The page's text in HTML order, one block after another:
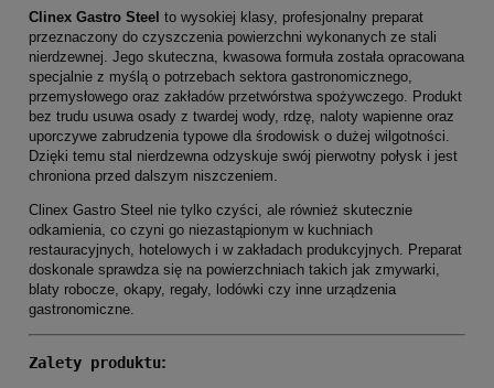
Clinex Gastro Steel to wysokiej klasy, profesjonalny preparat
przeznaczony do czyszczenia powierzchni wykonanych ze stali
nierdzewnej. Jego skuteczna, kwasowa formuła została opracowana
specjalnie z myślą o potrzebach sektora gastronomicznego,
przemysłowego oraz zakładów przetwórstwa spożywczego. Produkt
bez trudu usuwa osady z twardej wody, rdzę, naloty wapienne oraz
uporczywe zabrudzenia typowe dla środowisk o dużej wilgotności.
Dzięki temu stal nierdzewna odzyskuje swój pierwotny połysk i jest
chroniona przed dalszym niszczeniem.
Clinex Gastro Steel nie tylko czyści, ale również skutecznie
odkamienia, co czyni go niezastąpionym w kuchniach
restauracyjnych, hotelowych i w zakładach produkcyjnych. Preparat
doskonale sprawdza się na powierzchniach takich jak zmywarki,
blaty robocze, okapy, regały, lodówki czy inne urządzenia
gastronomiczne.
Zalety produktu: